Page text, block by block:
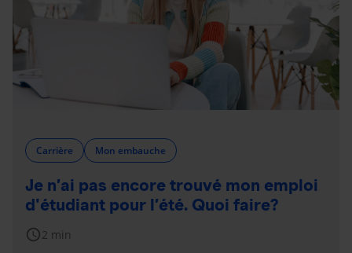
Carrière Mon embauche
Je n’ai pas encore trouvé mon emploi
d'étudiant pour l’été. Quoi faire?
schedule2 min